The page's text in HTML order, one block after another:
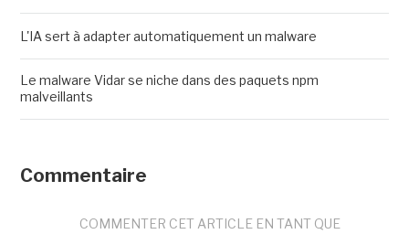
L'IA sert à adapter automatiquement un malware
Le malware Vidar se niche dans des paquets npm
malveillants
Commentaire
COMMENTER CET ARTICLE EN TANT QUE